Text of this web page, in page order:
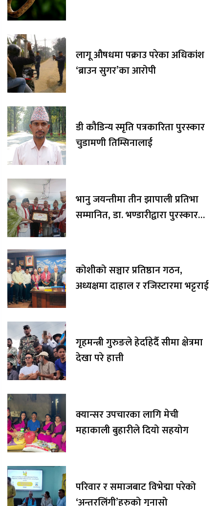
लागू औषधमा पक्राउ परेका अधिकांश
‘ब्राउन सुगर’का आरोपी
डी कौडिन्य स्मृति पत्रकारिता पुरस्कार
चुडामणी तिम्सिनालाई
भानु जयन्तीमा तीन झापाली प्रतिभा
सम्मानित, डा. भण्डारीद्वारा पुरस्कार
कोशीको सञ्चार प्रतिष्ठान गठन,
अध्यक्षमा दाहाल र रजिस्टारमा भट्टराई
गृहमन्त्री गुरुङले हेर्दाहेर्दै सीमा क्षेत्रमा
देखा परे हात्ती
क्यान्सर उपचारका लागि मेची
महाकाली बुहारीले दियो सहयोग
परिवार र समाजबाट विभेद्मा परेको
‘अन्तरलिंगी’हरुको गुनासो